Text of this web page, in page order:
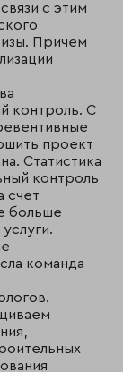
с этим
Причем
контроль. С
проект
Статистика
контроль
счет
больше
команда